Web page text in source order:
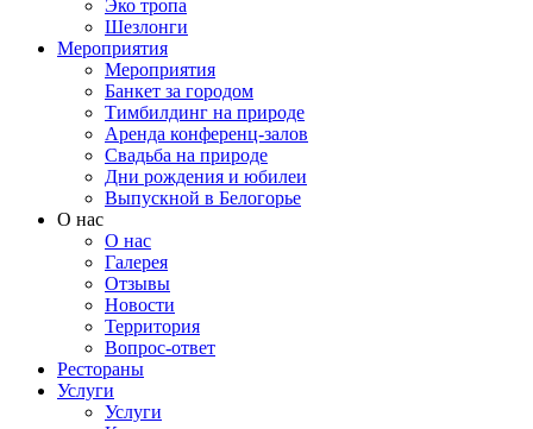
Эко тропа
Шезлонги
Мероприятия
Мероприятия
Банкет за городом
Тимбилдинг на природе
Аренда конференц-залов
Свадьба на природе
Дни рождения и юбилеи
Выпускной в Белогорье
О нас
О нас
Галерея
Отзывы
Новости
Территория
Вопрос-ответ
Рестораны
Услуги
Услуги